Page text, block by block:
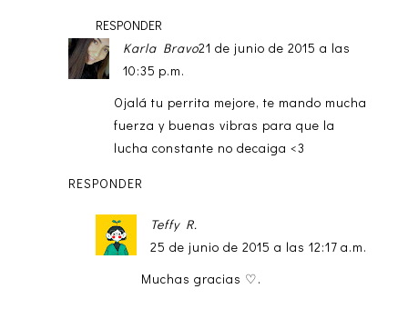
RESPONDER
Karla Bravo21 de junio de 2015 a las
10:35 p.m.
Ojalá tu perrita mejore, te mando mucha
fuerza y buenas vibras para que la
lucha constante no decaiga <3
RESPONDER
Teffy R.
25 de junio de 2015 a las 12:17 a.m.
Muchas gracias ♡.